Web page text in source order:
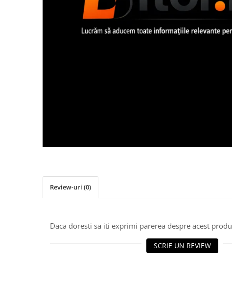
Multifuncțional Cerneală
Scannere Documente
Review-uri (0)
Daca doresti sa iti exprimi parerea despre acest
SCRIE UN REVIEW